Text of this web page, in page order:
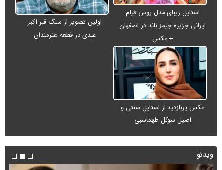
استایل زیبای مدل روس فیلم
ایرانی جزیره جیمز باند در اصفهان
+ عکس
اولین تصویر از سنگ قبر اکبر
عبدی در قطعه هنرمندان
عکس پربازدید از استایل سنتی و
اصیل سوگل طهماسبی
ویدئو